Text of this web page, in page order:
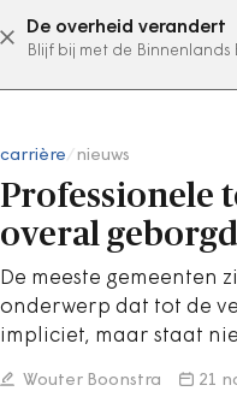
De overheid verandert
Blijf bij met de Binnenlands
carrière nieuws
Professionele
overal geborgd
De meeste gemeenten
onderwerp dat tot de
impliciet, maar staat
Wouter Boonstra 21